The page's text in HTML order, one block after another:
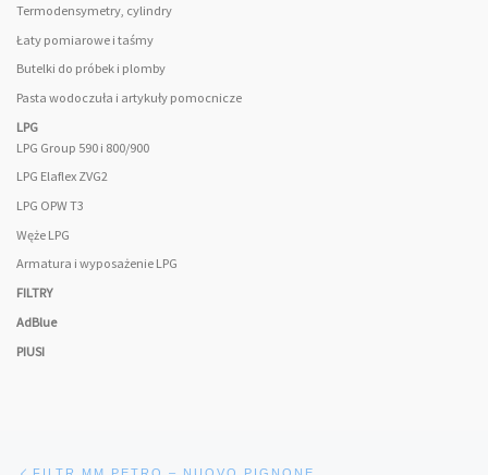
Termodensymetry, cylindry
Łaty pomiarowe i taśmy
Butelki do próbek i plomby
Pasta wodoczuła i artykuły pomocnicze
LPG
LPG Group 590 i 800/900
LPG Elaflex ZVG2
LPG OPW T3
Węże LPG
Armatura i wyposażenie LPG
FILTRY
AdBlue
PIUSI